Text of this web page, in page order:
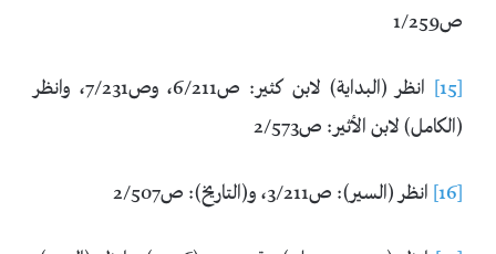
ص1/259
[15]
انظر (البداية) لابن كثير: ص6/211، وص7/231، وانظر
(الكامل) لابن الأثير: ص2/573
[16] انظر (السير): ص3/211، و(التاريخ): ص2/507